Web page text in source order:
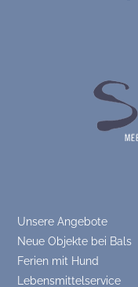
Unsere Angebote
Neue Objekte bei Bals
Ferien mit Hund
Lebensmittelservice